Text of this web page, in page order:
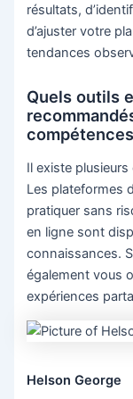
résultats,
d’ajuster votre
tendances
Quels outils
Il existe
Les plateformes
pratiquer sans
en ligne sont
connaissances.
également vous
expériences
Helson George